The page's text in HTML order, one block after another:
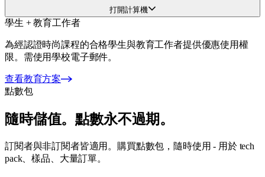
打開計算機
學生 + 教育工作者
為經認證時尚課程的合格學生與教育工作者提供優惠使用權
限。需使用學校電子郵件。
查看教育方案
點數包
隨時儲值。點數永不過期。
訂閱者與非訂閱者皆適用。購買點數包，隨時使用 - 用於 tech
pack、樣品、大量訂單。